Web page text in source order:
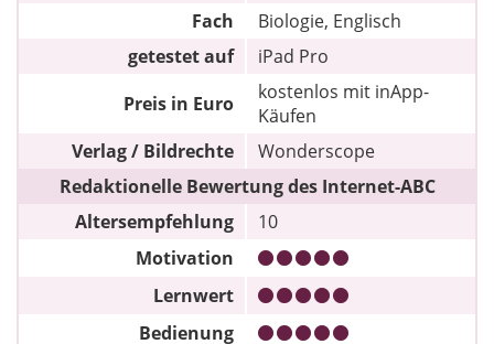
Fach
Biologie, Englisch
getestet auf
iPad Pro
Preis in Euro
kostenlos mit inApp-
Käufen
Verlag / Bildrechte
Wonderscope
Redaktionelle Bewertung des Internet-ABC
Altersempfehlung
10
Motivation
Lernwert
Bedienung